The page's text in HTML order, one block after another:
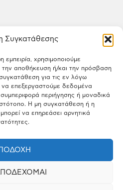
Συγκατάθεσης
εμπειρία, χρησιμοποιούμε
αποθήκευση ή/και την πρόσβαση
για τις εν λόγω
να επεξεργαστούμε δεδομένα
περιήγησης ή μοναδικά
Η μη συγκατάθεση ή η
να επηρεάσει αρνητικά
Σχηματάρι, Βοιωτία
Μαρούσι, Αττική